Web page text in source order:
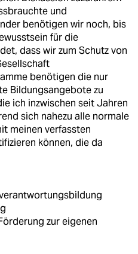
und
benötigen wir noch, bis
für die
dass wir zum Schutz von
benötigen die nur
Bildungsangebote zu
ich inzwischen seit Jahren
sich nahezu alle normale
meinen verfassten
können, die da
zur eigenen